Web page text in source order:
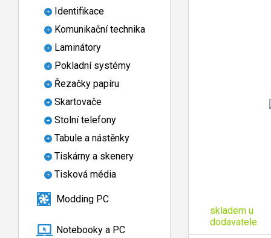
Identifikace
Komunikační technika
Laminátory
Pokladní systémy
Řezačky papíru
Skartovače
Stolní telefony
Tabule a nástěnky
Tiskárny a skenery
Tisková média
Modding PC
Notebooky a PC
skladem u
dodavatele